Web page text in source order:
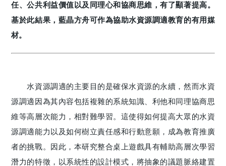
任、公共利益價值以及同理心和協商思維，有了顯著提高。
基於此結果，藍晶方舟可作為協助水資源調適教育的有用媒
材。
水資源調適的主要目的是確保水資源的永續，然而水資
源調適因為其內容包括複雜的系統知識、利他和同理協商思
維等高層次能力，相對難學習。這使得如何提高大眾的水資
源調適能力以及如何樹立責任感和行動意願，成為教育推廣
者的挑戰。因此，本研究整合桌上遊戲具有輔助高層次學習
潛力的特徵，以系統性的設計模式，將抽象的議題脈絡建置